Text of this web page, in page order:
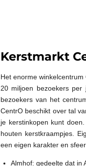
Kerstmarkt
Het enorme
20 miljoen bezoekers
bezoekers van het
CentrO beschikt over tal
je kerstinkopen kunt
houten kerstkraampjes.
een eigen karakter en
Almhof: gedeelte dat in